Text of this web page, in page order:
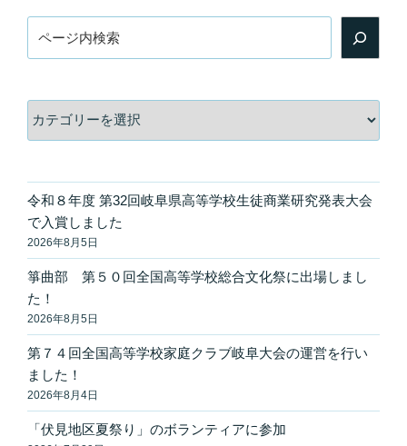
テ
ー
令和８年度 第32回岐阜県高等学校生徒商業研究発表大会
で入賞しました
2026年8月5日
箏曲部 第５０回全国高等学校総合文化祭に出場しまし
た！
2026年8月5日
第７４回全国高等学校家庭クラブ岐阜大会の運営を行い
ました！
2026年8月4日
「伏見地区夏祭り」のボランティアに参加